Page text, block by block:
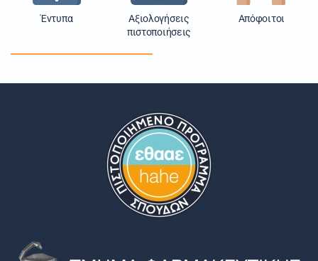
Έντυπα
Αξιολογήσεις
πιστοποιήσεις
Απόφοιτοι